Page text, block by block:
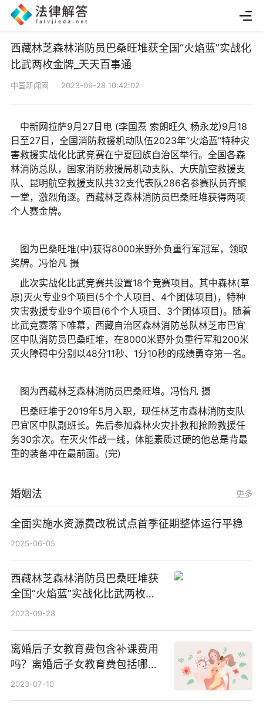
西藏林芝森林消防员巴桑旺堆获全国“火焰蓝”实战化
比武两枚金牌_天天百事通
中国新闻网 2023-09-28 10:42:02
中新网拉萨9月27日电 (李国焘 索朗旺久 杨永龙)9月18
日至27日，全国消防救援机动队伍2023年“火焰蓝”特种灾
害救援实战化比武竞赛在宁夏回族自治区举行。全国各森
林消防总队，国家消防救援局机动支队、大庆航空救援支
队、昆明航空救援支队共32支代表队286名参赛队员齐聚
一堂，激烈角逐。西藏林芝森林消防员巴桑旺堆获得两项
个人赛金牌。
图为巴桑旺堆(中)获得8000米野外负重行军冠军，领取
奖牌。冯怡凡 摄
此次实战化比武竞赛共设置18个竞赛项目。其中森林(草
原)灭火专业9个项目(5个个人项目、4个团体项目)，特种
灾害救援专业9个项目(6个个人项目、3个团体项目)。随着
比武竞赛落下帷幕，西藏自治区森林消防总队林芝市巴宜
区中队消防员巴桑旺堆，在8000米野外负重行军和200米
灭火障碍中分别以48分11秒、1分10秒的成绩勇夺第一名。
图为西藏林芝森林消防员巴桑旺堆。冯怡凡 摄
巴桑旺堆于2019年5月入职，现任林芝市森林消防支队
巴宜区中队副班长。先后参加森林火灾扑救和抢险救援任
务30余次。在灭火作战一线，体能素质过硬的他总是背最
重的装备冲在最前面。(完)
婚姻法 更多
全面实施水资源费改税试点首季征期整体运行平稳
2025-06-05
西藏林芝森林消防员巴桑旺堆获
全国“火焰蓝”实战化比武两枚金
牌_天天百事通
2023-09-28
离婚后子女教育费包含补课费用
吗？离婚后子女教育费包括哪
些？
2023-07-10